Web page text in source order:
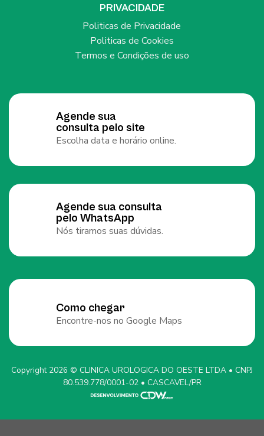
PRIVACIDADE
Politicas de Privacidade
Politicas de Cookies
Termos e Condições de uso
Agende sua
consulta pelo site
Escolha data e horário online.
Agende sua consulta
pelo WhatsApp
Nós tiramos suas dúvidas.
Como chegar
Encontre-nos no Google Maps
Copyright 2026 © CLINICA UROLOGICA DO OESTE LTDA • CNPJ
80.539.778/0001-02 • CASCAVEL/PR